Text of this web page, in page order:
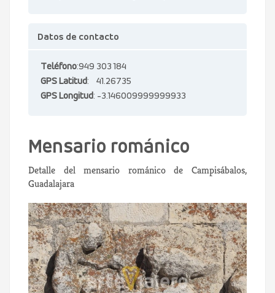
Datos de contacto
Teléfono:949 303 184
GPS Latitud: 41.26735
GPS Longitud: -3.146009999999933
Mensario románico
Detalle del mensario románico de Campisábalos,
Guadalajara